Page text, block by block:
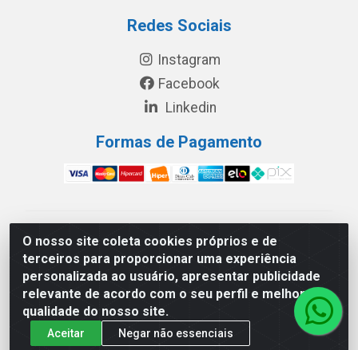
O nosso site coleta cookies próprios e de
terceiros para proporcionar uma experiência
personalizada ao usuário, apresentar publicidade
relevante de acordo com o seu perfil e melhorar a
qualidade do nosso site.
Aceitar Negar não essenciais
Redes Sociais
Instagram
Facebook
Linkedin
Formas de Pagamento
América Latina Indústria e Comércio de Vidros LTDA -
CNPJ 19.813.045/0001-03 - Rua Carlos Drummond de
Andrade, 151 Núcleo Industrial III – Cascavel/PR - CEP
85.811-530